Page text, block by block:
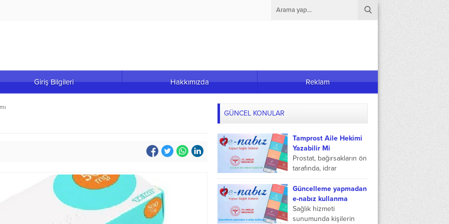
Giriş Bilgileri Hakkımızda Reklam
GÜNCEL KONULAR
Tamprost Aile Hekimi
Yazabilir Mi
Prostat, bağırsakların ön
tarafında, idrar
torbasının çıkışını saran
bir salgı bezidir. Prostat,
spermleri korur ve
kişinin idrar kaçırılmasını
önler. Prostat...
Güncelleme yapmadan
e-nabız kullanma
Sağlık hizmeti
sunumunda kişilerin